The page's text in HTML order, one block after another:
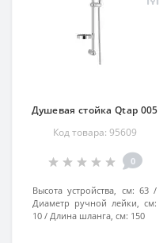
Душевая стойка Qtap 005
Код товара: 95609
0
Высота устройства, см: 63
Диаметр ручной лейки, см:
10
Длина шланга, см: 150